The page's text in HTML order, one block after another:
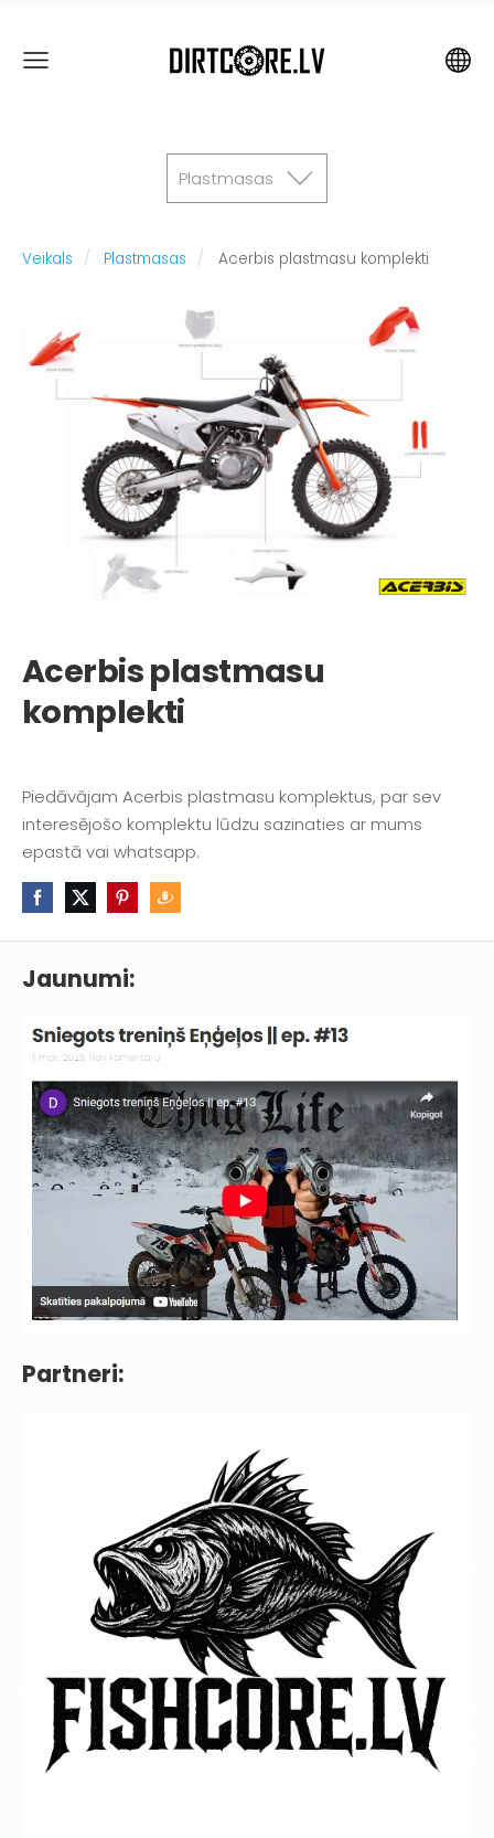
Plastmasas
Jaunumi:
Partneri:
Veikals Plastmasas Acerbis plastmasu komplekti
Acerbis plastmasu
komplekti
Piedāvājam Acerbis plastmasu komplektus, par sev
interesējošo komplektu lūdzu sazinaties ar mums
epastā vai whatsapp.